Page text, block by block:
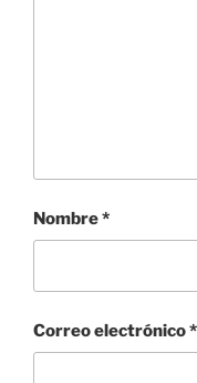
Nombre*
Correo electrónico*